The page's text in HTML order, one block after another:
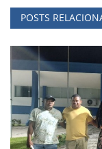
POSTS